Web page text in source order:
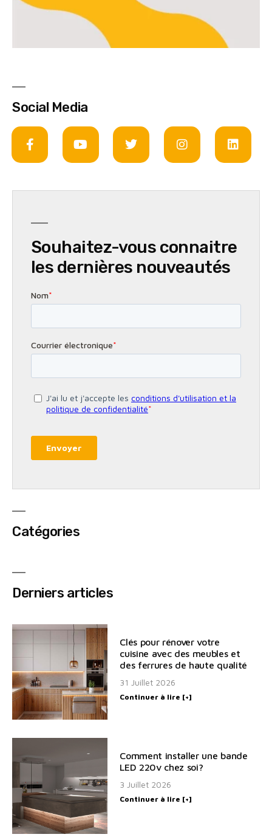
Social Media
Souhaitez-vous connaitre
les dernières nouveautés
Catégories
Derniers articles
Clés pour rénover votre
cuisine avec des meubles et
des ferrures de haute qualité
31 Juillet 2026
Continuer à lire [+]
Comment installer une bande
LED 220v chez soi?
3 Juillet 2026
Continuer à lire [+]